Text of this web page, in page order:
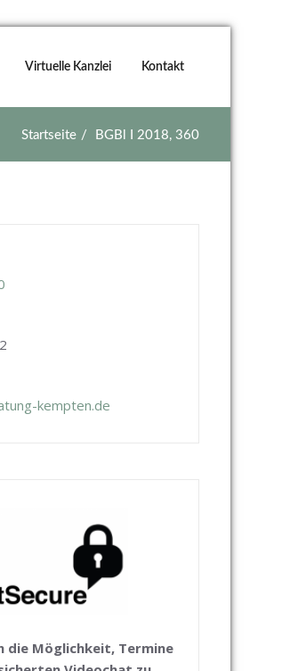
Virtuelle Kanzlei Kontakt
Startseite BGBl I 2018, 360
kempten.de
die Möglichkeit, Termine